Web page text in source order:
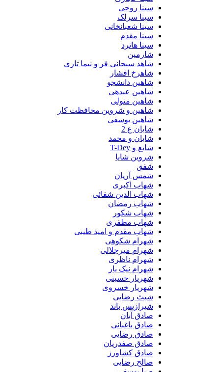
سینا روحی
سینا سرلک
سینا شعبانخانی
سینا مقدم
سینا هاترد
شارمین
شاهد سبحانی فر و نیما تاری
شاهرخ افشار
شاهین دانشجو
شاهین عبدهی
شاهین متولی
شاهین و شروین محافظت کار
شاهین یوسفی
شایان ع 2
شایان و محمد
شایع و T-Dey
شروین شایا
شفق
شمس آریان
شهاب اکبری
شهاب الدین شفائی
شهاب رمضان
شهاب شکور
شهاب مظفری
شهاب مقدم و امید طیبی
شهرام شکوهی
شهرام میرجلالی
شهرام ناظری
شهرام نیک یار
شهریار حسینی
شهریار خسروی
شیث رضایی
شیرازیس باند
صادق آبان
صادق باغبانی
صادق رضایی
صادق صفدریان
صادق کشاورز
صالح رضایی